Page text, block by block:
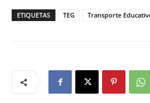
ETIQUETAS TEG Transporte